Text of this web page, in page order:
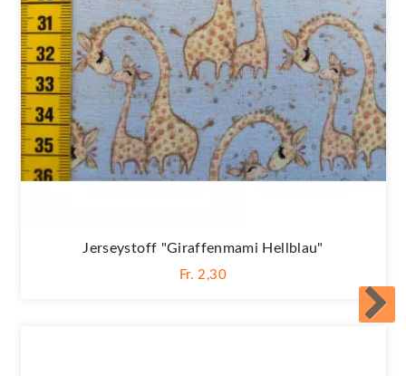
Jerseystoff "Giraffenmami Hellblau"
Fr. 2,30